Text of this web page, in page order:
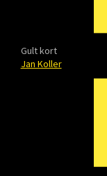
Gult kort
Jan Koller